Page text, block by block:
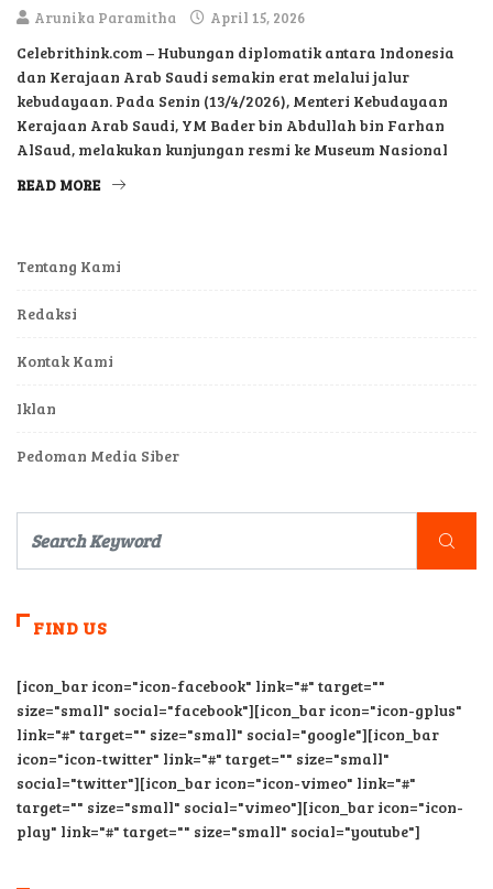
Arunika Paramitha April 15, 2026
Celebrithink.com – Hubungan diplomatik antara Indonesia
dan Kerajaan Arab Saudi semakin erat melalui jalur
kebudayaan. Pada Senin (13/4/2026), Menteri Kebudayaan
Kerajaan Arab Saudi, YM Bader bin Abdullah bin Farhan
AlSaud, melakukan kunjungan resmi ke Museum Nasional
READ MORE
Tentang Kami
Redaksi
Kontak Kami
Iklan
Pedoman Media Siber
FIND US
[icon_bar icon="icon-facebook" link="#" target=""
size="small" social="facebook"][icon_bar icon="icon-gplus"
link="#" target="" size="small" social="google"][icon_bar
icon="icon-twitter" link="#" target="" size="small"
social="twitter"][icon_bar icon="icon-vimeo" link="#"
target="" size="small" social="vimeo"][icon_bar icon="icon-
play" link="#" target="" size="small" social="youtube"]